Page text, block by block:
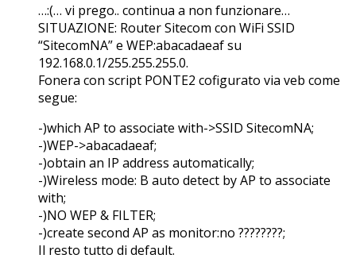
…:(… vi prego.. continua a non funzionare…
SITUAZIONE: Router Sitecom con WiFi SSID
“SitecomNA” e WEP:abacadaeaf su
192.168.0.1/255.255.255.0.
Fonera con script PONTE2 cofigurato via veb come
segue:
-)which AP to associate with->SSID SitecomNA;
-)WEP->abacadaeaf;
-)obtain an IP address automatically;
-)Wireless mode: B auto detect by AP to associate
with;
-)NO WEP & FILTER;
-)create second AP as monitor:no ????????;
Il resto tutto di default.